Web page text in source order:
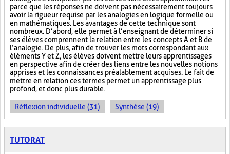
parce que les réponses ne doivent pas nécessairement toujours
avoir la rigueur requise par les analogies en logique formelle ou
en mathématiques. Les avantages de cette technique sont
nombreux. D’abord, elle permet à l’enseignant de déterminer si
ses élèves comprennent la relation entre les concepts A et B de
l’analogie. De plus, afin de trouver les mots correspondant aux
éléments Y et Z, les élèves doivent mettre leurs apprentissages
en perspective afin de créer des liens entre les nouvelles notions
apprises et les connaissances préalablement acquises. Le fait de
mettre en relation ces termes permet un apprentissage plus
profond, et donc plus durable.
Réflexion individuelle (31) Synthèse (19)
TUTORAT